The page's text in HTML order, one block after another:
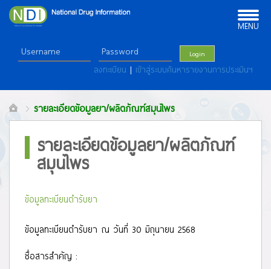
Toggle
navigation
MENU
Login
ลงทะเบียน | เข้าสู่ระบบค้นหารายงานการประเมินฯ
รายละเอียดข้อมูลยา/ผลิตภัณฑ์สมุนไพร
รายละเอียดข้อมูลยา/ผลิตภัณฑ์
สมุนไพร
ข้อมูลทะเบียนตำรับยา
ข้อมูลทะเบียนตำรับยา ณ วันที่ 30 มิถุนายน 2568
ชื่อสารสำคัญ :